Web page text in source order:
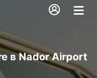
в Nador Airport